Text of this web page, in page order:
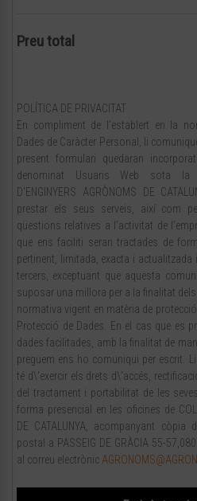
Preu total
POLÍTICA DE PRIVACITAT
En compliment de l’establert en la
Dades de Caràcter Personal, li
present formulari quedaran
denominat Usuaris Web sota la
D’ENGINYERS AGRÒNOMS DE
prestar els seus serveis, així com
qüestions relatives a l’activitat de
que ens faciliti seran tractades de
pertinent, limitada, exacta i
tercers, exceptuant que aquesta
suposar una millora per a la finalitat
normativa vigent en matèria de
Protecció de Dades. En el cas que es
dades facilitades, amb la finalitat de
preguem ens ho comuniqui per escrit.
té d\'exercir els drets d\'accés,
del tractament i portabilitat de les
forma presencial en les oficines de
DE CATALUNYA, acompanyant
postal a PASSEIG DE GRÀCIA 55-
al correu electrònic